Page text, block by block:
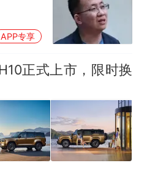
APP专享
正式上市，限时换